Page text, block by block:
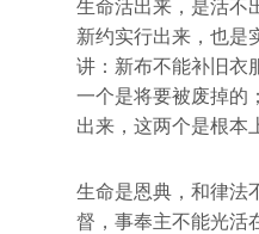
生命活出来，是活不
新约实行出来，也是
讲：新布不能补旧衣
一个是将要被废掉的
出来，这两个是根本
生命是恩典，和律法
督，事奉主不能光活